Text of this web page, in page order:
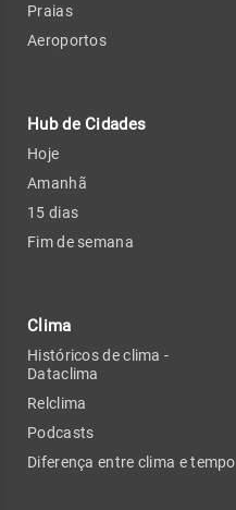
Praias
Aeroportos
Hub de Cidades
Hoje
Amanhã
15 dias
Fim de semana
Clima
Históricos de clima -
Dataclima
Relclima
Podcasts
Diferença entre clima e tempo